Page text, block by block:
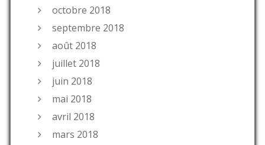
octobre 2018
septembre 2018
août 2018
juillet 2018
juin 2018
mai 2018
avril 2018
mars 2018